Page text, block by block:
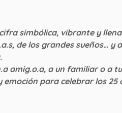
simbólica, vibrante y
de los grandes sueños… y
amig.o.a, a un familiar o a
emoción para celebrar los 25